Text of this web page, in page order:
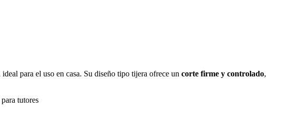
para el uso en casa. Su diseño tipo tijera ofrece un corte firme y controlado,
tutores